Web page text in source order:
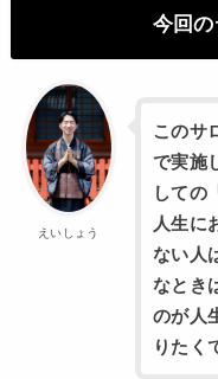
今回
えいしょう
このサ
で実施
しての
人生に
ない人
なとき
のが人
りたく